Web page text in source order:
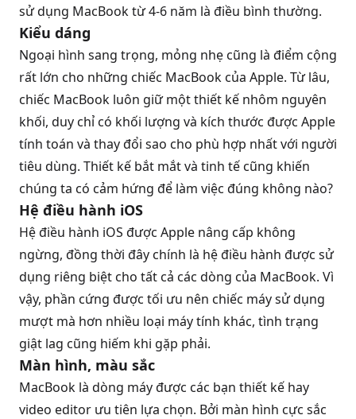
sử dụng MacBook từ 4-6 năm là điều bình thường.
Kiểu dáng
Ngoại hình sang trọng, mỏng nhẹ cũng là điểm cộng
rất lớn cho những chiếc MacBook của Apple. Từ lâu,
chiếc MacBook luôn giữ một thiết kế nhôm nguyên
khối, duy chỉ có khối lượng và kích thước được Apple
tính toán và thay đổi sao cho phù hợp nhất với người
tiêu dùng. Thiết kế bắt mắt và tinh tế cũng khiến
chúng ta có cảm hứng để làm việc đúng không nào?
Hệ điều hành iOS
Hệ điều hành iOS được Apple nâng cấp không
ngừng, đồng thời đây chính là hệ điều hành được sử
dụng riêng biệt cho tất cả các dòng của MacBook. Vì
vậy, phần cứng được tối ưu nên chiếc máy sử dụng
mượt mà hơn nhiều loại máy tính khác, tình trạng
giật lag cũng hiếm khi gặp phải.
Màn hình, màu sắc
MacBook là dòng máy được các bạn thiết kế hay
video editor ưu tiên lựa chọn. Bởi màn hình cực sắc